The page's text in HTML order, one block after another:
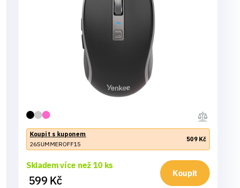
Koupit s kuponem
26SUMMEROFF15
509 Kč
Skladem více než 10 ks
599 Kč Koupit